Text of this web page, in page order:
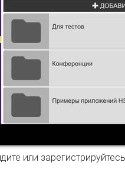
модулем ELiS
или зарегистрируйтесь